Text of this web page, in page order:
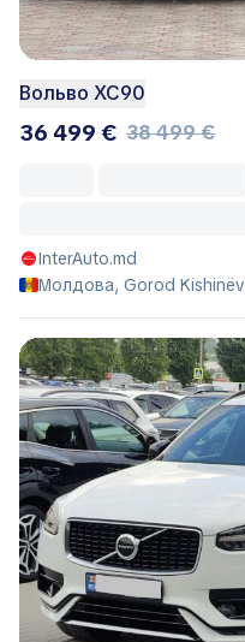
Вольво ХС90
36 499 € 38 499 €
InterAuto.md
Молдова, Gorod Kishinëv